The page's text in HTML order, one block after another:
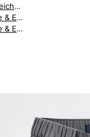
Outdoor Kochen: Ratgeber, Vergleiche & Empfehlungen [2026]
Stirnlampen: Ratgeber, Vergleiche & Empfehlungen [2026]
Wasserfilter: Ratgeber, Vergleiche & Empfehlungen [2026]